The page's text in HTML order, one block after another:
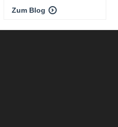
Zum Blog